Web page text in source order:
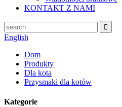
KONTAKT Z NAMI
English
Dom
Produkty
Dla kota
Przysmaki dla kotów
Kategorie